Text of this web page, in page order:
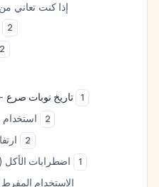
إذا كنت تعاني
2
2
تاريخ نوبات صرع- البوبروبيون يخفض عتبة النوبات 1
2
2
1
الاستخدام